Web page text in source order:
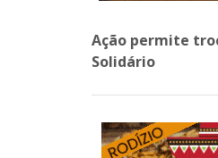
Ação permite
Solidário